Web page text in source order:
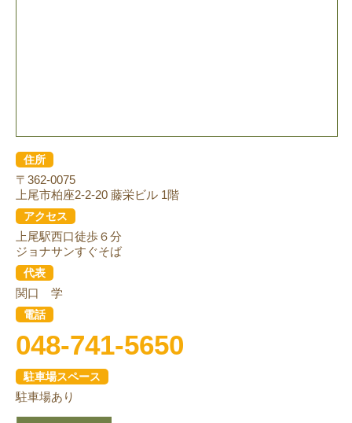
住所
〒362-0075
上尾市柏座2-2-20 藤栄ビル 1階
アクセス
上尾駅西口徒歩６分
ジョナサンすぐそば
代表
関口 学
電話
048-741-5650
駐車場スペース
駐車場あり